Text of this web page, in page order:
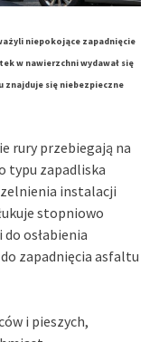
niepokojące zapadnięcie
w nawierzchni wydawał się
znajduje się niebezpieczne
rury przebiegają na
typu zapadliska
instalacji
stopniowo
osłabienia
zapadnięcia asfaltu
i pieszych,